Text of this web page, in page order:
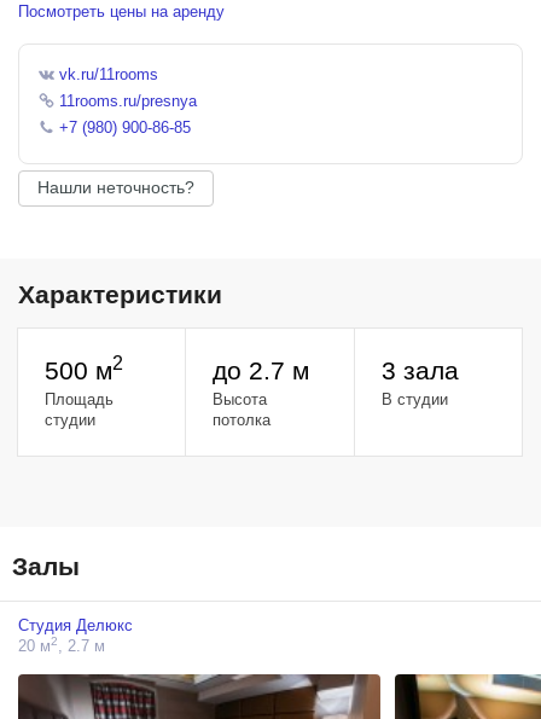
Посмотреть цены на аренду
vk.ru/11rooms
11rooms.ru/presnya
+7 (980) 900-86-85
Нашли неточность?
Характеристики
500 м2
Площадь
студии
до 2.7 м
Высота
потолка
3 зала
В студии
Залы
Студия Делюкс
20 м2, 2.7 м